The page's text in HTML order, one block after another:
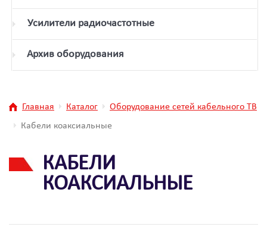
Усилители радиочастотные
Архив оборудования
Главная Каталог
Оборудование сетей кабельного ТВ
Кабели коаксиальные
КАБЕЛИ
КОАКСИАЛЬНЫЕ